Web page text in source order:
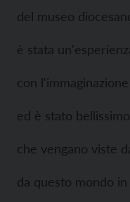
del museo
è stata
con
ed è stato
che vengano viste
da questo mondo in